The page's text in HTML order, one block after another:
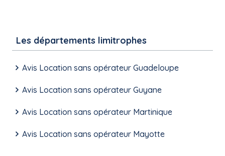
Les départements limitrophes
Avis Location sans opérateur Guadeloupe
Avis Location sans opérateur Guyane
Avis Location sans opérateur Martinique
Avis Location sans opérateur Mayotte